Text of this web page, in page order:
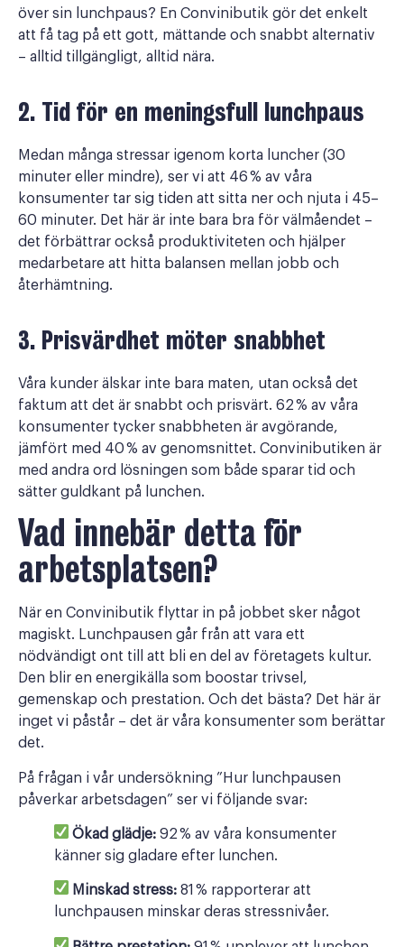
över sin lunchpaus? En Convinibutik gör det enkelt
att få tag på ett gott, mättande och snabbt alternativ
– alltid tillgängligt, alltid nära.
2. Tid för en meningsfull lunchpaus
Medan många stressar igenom korta luncher (30
minuter eller mindre), ser vi att 46 % av våra
konsumenter tar sig tiden att sitta ner och njuta i 45–
60 minuter. Det här är inte bara bra för välmåendet –
det förbättrar också produktiviteten och hjälper
medarbetare att hitta balansen mellan jobb och
återhämtning.
3. Prisvärdhet möter snabbhet
Våra kunder älskar inte bara maten, utan också det
faktum att det är snabbt och prisvärt. 62 % av våra
konsumenter tycker snabbheten är avgörande,
jämfört med 40 % av genomsnittet. Convinibutiken är
med andra ord lösningen som både sparar tid och
sätter guldkant på lunchen.
Vad innebär detta för
arbetsplatsen?
När en Convinibutik flyttar in på jobbet sker något
magiskt. Lunchpausen går från att vara ett
nödvändigt ont till att bli en del av företagets kultur.
Den blir en energikälla som boostar trivsel,
gemenskap och prestation. Och det bästa? Det här är
inget vi påstår – det är våra konsumenter som berättar
det.
På frågan i vår undersökning ”Hur lunchpausen
påverkar arbetsdagen” ser vi följande svar:
Ökad glädje: 92 % av våra konsumenter
känner sig gladare efter lunchen.
Minskad stress: 81 % rapporterar att
lunchpausen minskar deras stressnivåer.